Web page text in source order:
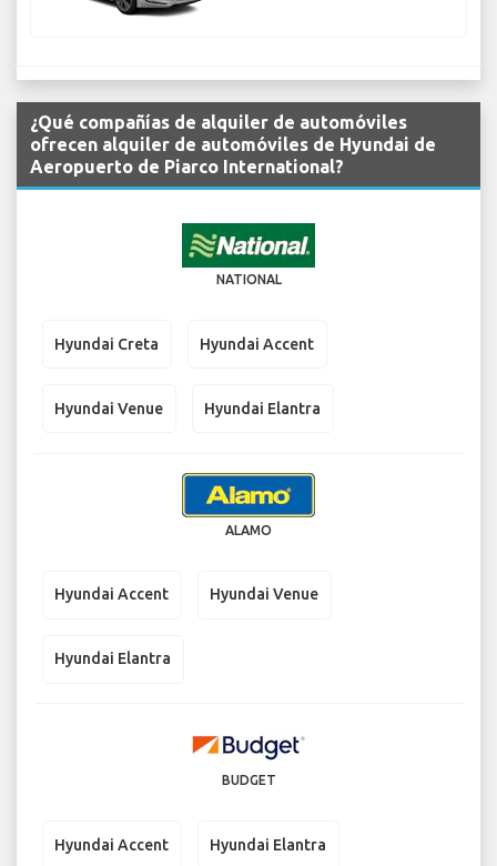
¿Qué compañías de alquiler de automóviles
ofrecen alquiler de automóviles de Hyundai de
Aeropuerto de Piarco International?
NATIONAL
Hyundai Creta Hyundai Accent
Hyundai Venue Hyundai Elantra
ALAMO
Hyundai Accent Hyundai Venue
Hyundai Elantra
BUDGET
Hyundai Accent Hyundai Elantra